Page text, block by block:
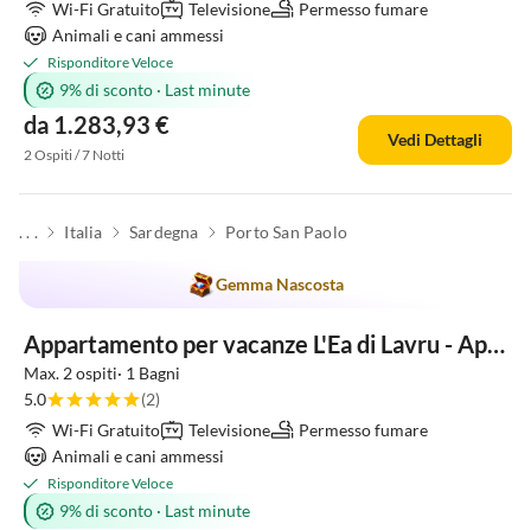
Wi-Fi Gratuito
Televisione
Permesso fumare
Animali e cani ammessi
Risponditore Veloce
9% di sconto · Last minute
da 1.283,93 €
2 Ospiti / 7 Notti
Vedi Dettagli
. . . Italia Sardegna Porto San Paolo
Gemma Nascosta
Appartamento per vacanze L'Ea di Lavru - Apt 11
Max. 2 ospiti· 1 Bagni
5.0
(2)
Wi-Fi Gratuito
Televisione
Permesso fumare
Animali e cani ammessi
Risponditore Veloce
9% di sconto · Last minute